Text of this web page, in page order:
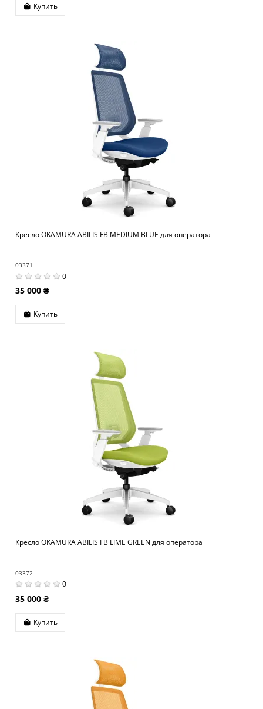
Купить
Кресло OKAMURA ABILIS FB MEDIUM BLUE для оператора
03371
0
35 000 ₴
Купить
Кресло OKAMURA ABILIS FB LIME GREEN для оператора
03372
0
35 000 ₴
Купить